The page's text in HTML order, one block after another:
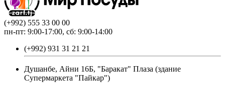
(+992) 555 33 00 00
пн-пт: 9:00-17:00, сб: 9:00-14:00
(+992) 931 31 21 21
Душанбе, Айни 16Б, "Баракат" Плаза (здание
Супермаркета "Пайкар")